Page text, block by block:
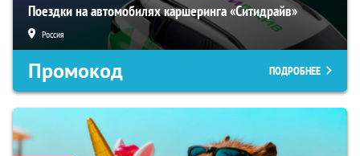
Поездки на автомобилях каршеринга «Ситидрайв»
Россия
Промокод ПОДРОБНЕЕ